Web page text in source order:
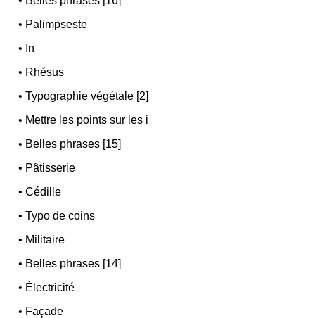
• Palimpseste
• In
• Rhésus
•Typographie végétale [2]
• Mettre les points sur les i
• Belles phrases [15]
• Pâtisserie
•Cédille
•Typo de coins
• Militaire
• Belles phrases [14]
• Électricité
• Façade